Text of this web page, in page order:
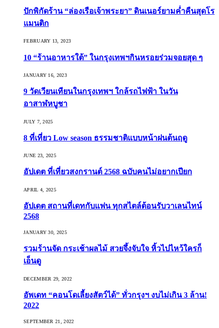
ปักพิกัดร้าน “ล่องเรือเจ้าพระยา” ดินเนอร์ยามค่ำคืนสุดโร
แมนติก
FEBRUARY 13, 2023
10 “ร้านอาหารใต้” ในกรุงเทพฯกินหรอยร่วมจอยสุด ๆ
JANUARY 16, 2023
9 วัดเวียนเทียนในกรุงเทพฯ ใกล้รถไฟฟ้า ในวัน
อาสาฬหบูชา
JULY 7, 2025
8 ที่เที่ยว Low season ธรรมชาติแบบหน้าฝนต้นฤดู️
JUNE 23, 2025
อัปเดต ที่เที่ยวสงกรานต์ 2568 ฉบับคนไม่อยากเปียก
APRIL 4, 2025
อัปเดต สถานที่เดทกับแฟน ทุกสไตล์ต้อนรับวาเลนไทน์
2568
JANUARY 30, 2025
รวมร้านจัด กระเช้าผลไม้ สวยจึ้งจับใจ หิ้วไปไหว้ใครก็
เอ็นดู
DECEMBER 29, 2022
อัพเดท “คอนโดเลี้ยงสัตว์ได้” ทั่วกรุงฯ งบไม่เกิน 3 ล้าน!
2022
SEPTEMBER 21, 2022